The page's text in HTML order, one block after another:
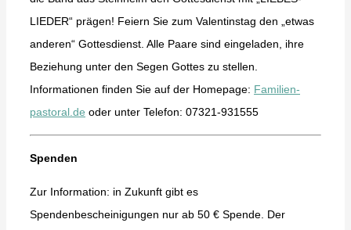
LIEDER“ prägen! Feiern Sie zum Valentinstag den „etwas
anderen“ Gottesdienst. Alle Paare sind eingeladen, ihre
Beziehung unter den Segen Gottes zu stellen.
Informationen finden Sie auf der Homepage: Familien-
pastoral.de oder unter Telefon: 07321-931555
Spenden
Zur Information: in Zukunft gibt es
Spendenbescheinigungen nur ab 50 € Spende. Der